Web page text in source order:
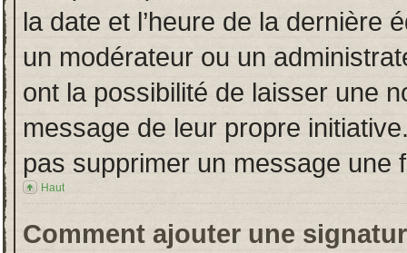
la date et l’heure de la dernière
un modérateur ou un
ont la possibilité de laisser une
message de leur propre
pas supprimer un message une
Haut
Comment ajouter une